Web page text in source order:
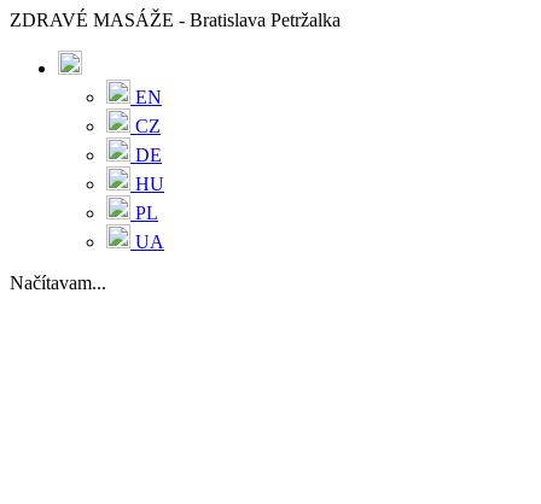
ZDRAVÉ MASÁŽE - Bratislava Petržalka
EN
CZ
DE
HU
PL
UA
Načítavam...